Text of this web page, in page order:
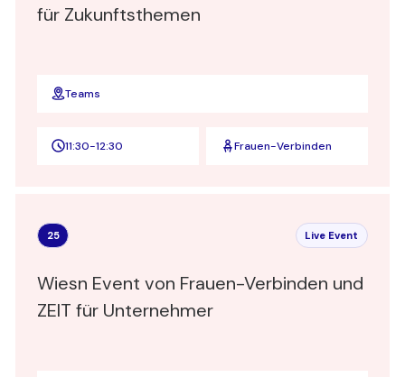
für Zukunftsthemen
Teams
11:30-12:30 Frauen-Verbinden
25 Live Event
Wiesn Event von Frauen-Verbinden und
ZEIT für Unternehmer